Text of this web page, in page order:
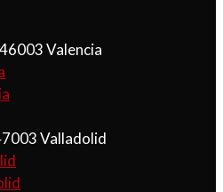
Valencia
Valladolid